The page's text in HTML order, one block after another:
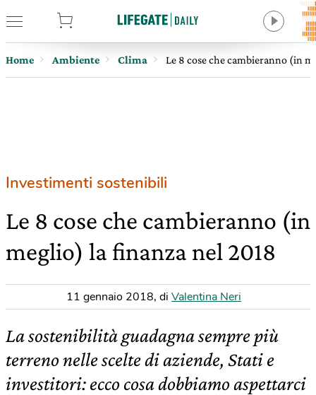
Home Ambiente Clima Le 8 cose che cambieranno (in
Investimenti sostenibili
Le 8 cose che cambieranno (in
meglio) la finanza nel 2018
11 gennaio 2018, di Valentina Neri
La sostenibilità guadagna sempre più
terreno nelle scelte di aziende, Stati e
investitori: ecco cosa dobbiamo aspettarci